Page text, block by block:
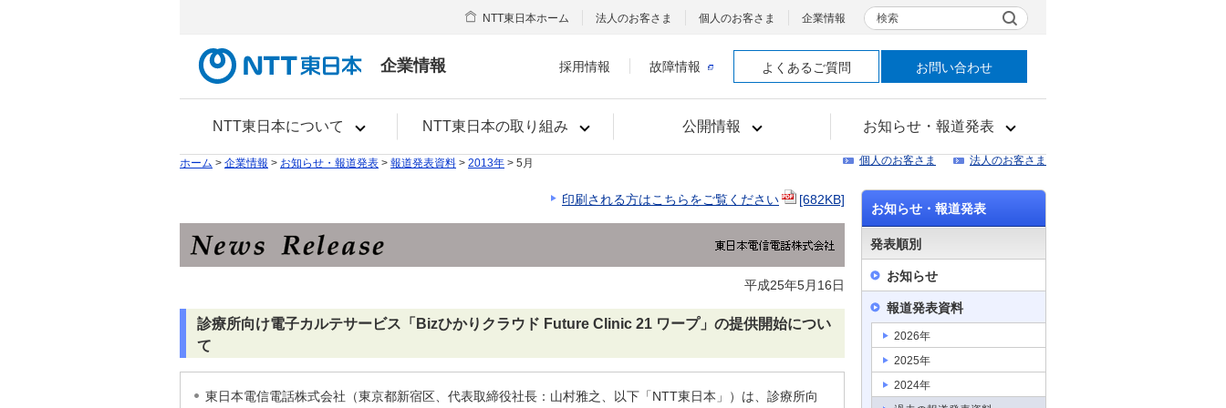
企業情報
NTT東日本について NTT東日本の取り組み 公開情報 お知らせ・報道発表
NTT東日本ホーム 法人のお客さま 個人のお客さま 企業情報 検索
採用情報 故障情報 よくあるご質問 お問い合わせ
ホーム > 企業情報 > お知らせ・報道発表 > 報道発表資料 > 2013年 > 5月 個人のお客さま 法人のお客さま
印刷される方はこちらをご覧ください [682KB]
平成25年5月16日
診療所向け電子カルテサービス「Bizひかりクラウド Future Clinic 21 ワープ」の提供開始につい
て
東日本電信電話株式会社（東京都新宿区、代表取締役社長：山村雅之、以下「NTT東日本」）は、診療所向
お知らせ・報道発表
発表順別
お知らせ
報道発表資料
2026年
2025年
2024年